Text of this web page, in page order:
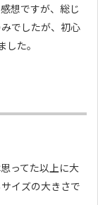
想ですが、総じ
でしたが、初心
た。
ってた以上に大
イズの大きさで